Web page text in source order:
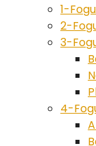
1-
2-
3-
4-